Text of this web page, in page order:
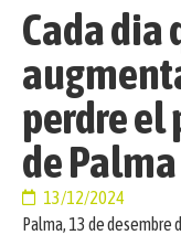
Cada dia
perdre
de Palma
13/12/2024
Palma, 13 de desembre